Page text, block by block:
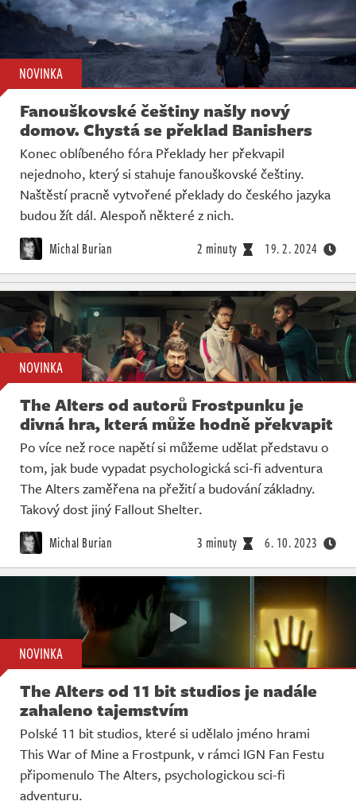
NOVINKA
Fanouškovské češtiny našly nový
domov. Chystá se překlad Banishers
Konec oblíbeného fóra Překlady her překvapil
nejednoho, který si stahuje fanouškovské češtiny.
Naštěstí pracně vytvořené překlady do českého jazyka
budou žít dál. Alespoň některé z nich.
Michal Burian 2 minuty 19. 2. 2024
NOVINKA
The Alters od autorů Frostpunku je
divná hra, která může hodně překvapit
Po více než roce napětí si můžeme udělat představu o
tom, jak bude vypadat psychologická sci-fi adventura
The Alters zaměřena na přežití a budování základny.
Takový dost jiný Fallout Shelter.
Michal Burian 3 minuty 6. 10. 2023
NOVINKA
The Alters od 11 bit studios je nadále
zahaleno tajemstvím
Polské 11 bit studios, které si udělalo jméno hrami
This War of Mine a Frostpunk, v rámci IGN Fan Festu
připomenulo The Alters, psychologickou sci-fi
adventuru.